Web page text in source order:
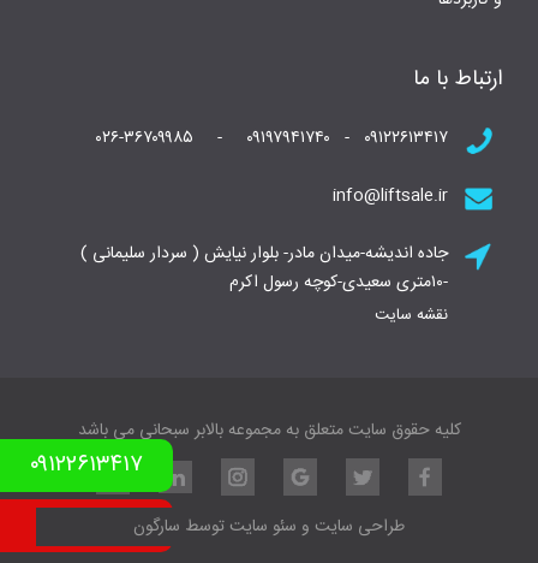
ارتباط با ما
۰۹۱۲۲۶۱۳۴۱۷ - ۰۹۱۹۷۹۴۱۷۴۰ - ۰۲۶-۳۶۷۰۹۹۸۵
info@liftsale.ir
جاده اندیشه-میدان مادر- بلوار نیایش ( سردار سلیمانی )
-۱۰متری سعیدی-کوچه رسول اکرم
نقشه سایت
۰۹۱۲۲۶۱۳۴۱۷
نمونه کار بالابر
کلیه حقوق سایت متعلق به مجموعه بالابر سبحانی می باشد
طراحی سایت و سئو سایت توسط سارگون